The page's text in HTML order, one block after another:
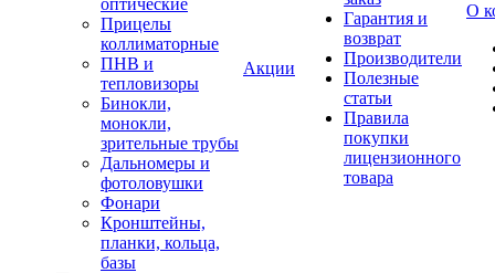
оптические
Прицелы
коллиматорные
ПНВ и
тепловизоры
Бинокли,
монокли,
зрительные трубы
Дальномеры и
фотоловушки
Фонари
Кронштейны,
планки, кольца,
базы
Акции
Гарантия и
возврат
Производители
Полезные
статьи
Правила
покупки
лицензионного
товара
О